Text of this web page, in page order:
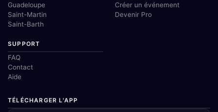
Guadeloupe
Saint-Martin
Saint-Barth
Créer un événement
Devenir Pro
SUPPORT
FAQ
Contact
Aide
TÉLÉCHARGER L'APP